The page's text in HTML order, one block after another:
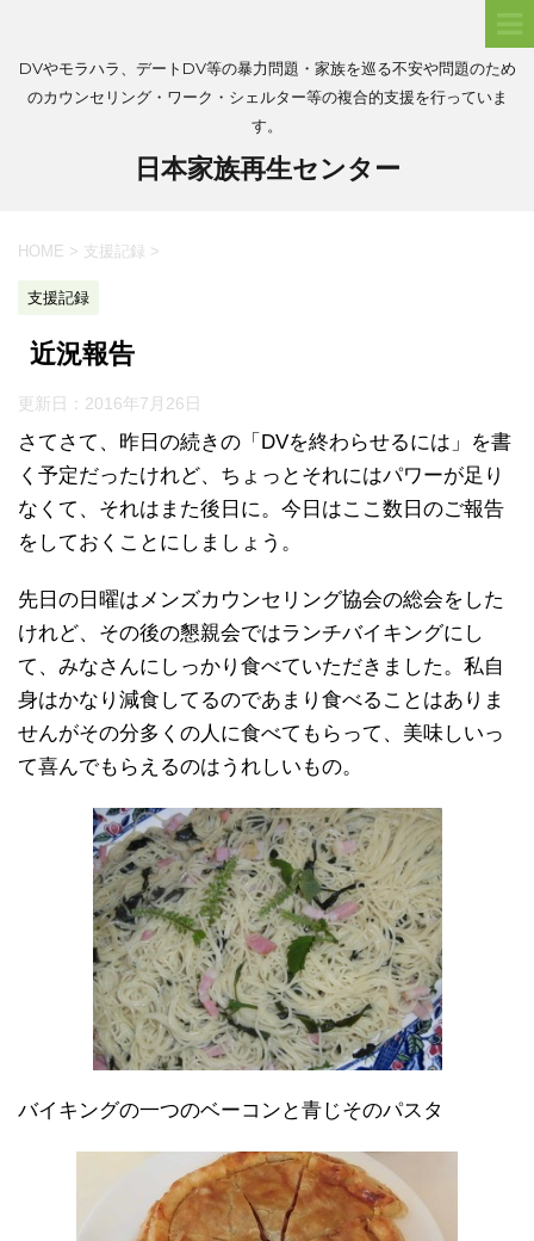
DVやモラハラ、デートDV等の暴力問題・家族を巡る不安や問題のため
のカウンセリング・ワーク・シェルター等の複合的支援を行っていま
す。
日本家族再生センター
HOME > 支援記録 >
支援記録
近況報告
更新日： 2016年7月26日
さてさて、昨日の続きの「DVを終わらせるには」を書
く予定だったけれど、ちょっとそれにはパワーが足り
なくて、それはまた後日に。今日はここ数日のご報告
をしておくことにしましょう。
先日の日曜はメンズカウンセリング協会の総会をした
けれど、その後の懇親会ではランチバイキングにし
て、みなさんにしっかり食べていただきました。私自
身はかなり減食してるのであまり食べることはありま
せんがその分多くの人に食べてもらって、美味しいっ
て喜んでもらえるのはうれしいもの。
バイキングの一つのベーコンと青じそのパスタ